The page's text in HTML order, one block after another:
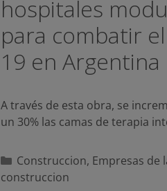
hospitales
para combatir
19 en Argentina
A través de esta obra, se
un 30% las camas de terapia
Categorías
Construccion, Empresas de
construccion